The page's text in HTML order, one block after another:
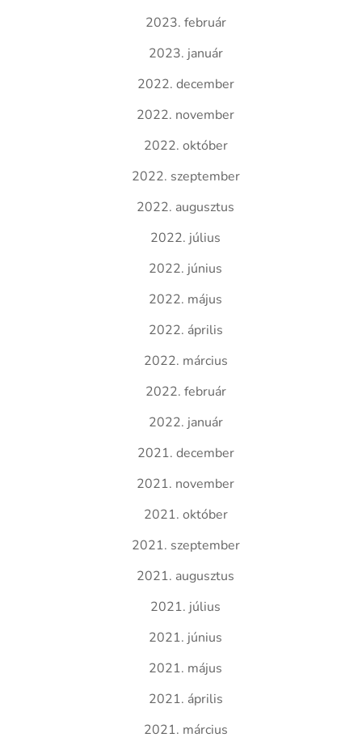
2023. február
2023. január
2022. december
2022. november
2022. október
2022. szeptember
2022. augusztus
2022. július
2022. június
2022. május
2022. április
2022. március
2022. február
2022. január
2021. december
2021. november
2021. október
2021. szeptember
2021. augusztus
2021. július
2021. június
2021. május
2021. április
2021. március